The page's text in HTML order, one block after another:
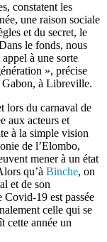
constatent les
une raison sociale
et du secret, le
le fonds, nous
à une sorte
», précise
à Libreville.
lors du carnaval de
aux acteurs et
à la simple vision
de l’Elombo,
mener à un état
qu’à Binche, on
et de son
19 est passée
celle qui se
cette année un